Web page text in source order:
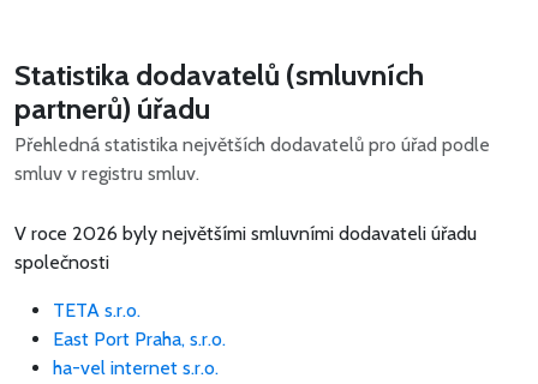
Statistika dodavatelů (smluvních
partnerů) úřadu
Přehledná statistika největších dodavatelů pro úřad podle
smluv v registru smluv.
V roce 2026 byly největšími smluvními dodavateli úřadu
společnosti
TETA s.r.o.
East Port Praha, s.r.o.
ha-vel internet s.r.o.